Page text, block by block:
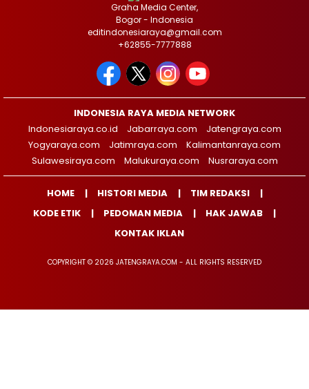
Graha Media Center,
Bogor - Indonesia
editindonesiaraya@gmail.com
+62855-7777888
INDONESIA RAYA MEDIA NETWORK
Indonesiaraya.co.id
Jabarraya.com
Jatengraya.com
Yogyaraya.com
Jatimraya.com
Kalimantanraya.com
Sulawesiraya.com
Malukuraya.com Nusraraya.com
HOME HISTORI MEDIA
TIM REDAKSI
KODE ETIK
PEDOMAN MEDIA
HAK JAWAB
KONTAK IKLAN
COPYRIGHT © 2026 JATENGRAYA.COM - ALL RIGHTS RESERVED